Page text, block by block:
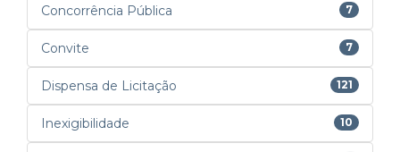
Concorrência Pública 7
Convite 7
Dispensa de Licitação 121
Inexigibilidade 10